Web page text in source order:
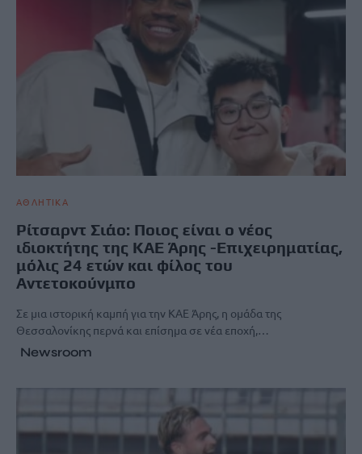
ΑΘΛΗΤΙΚΑ
Ρίτσαρντ Σιάο: Ποιος είναι ο νέος
ιδιοκτήτης της ΚΑΕ Άρης -Επιχειρηματίας,
μόλις 24 ετών και φίλος του
Αντετοκούνμπο
Σε μια ιστορική καμπή για την ΚΑΕ Άρης, η ομάδα της
Θεσσαλονίκης περνά και επίσημα σε νέα εποχή,…
Newsroom